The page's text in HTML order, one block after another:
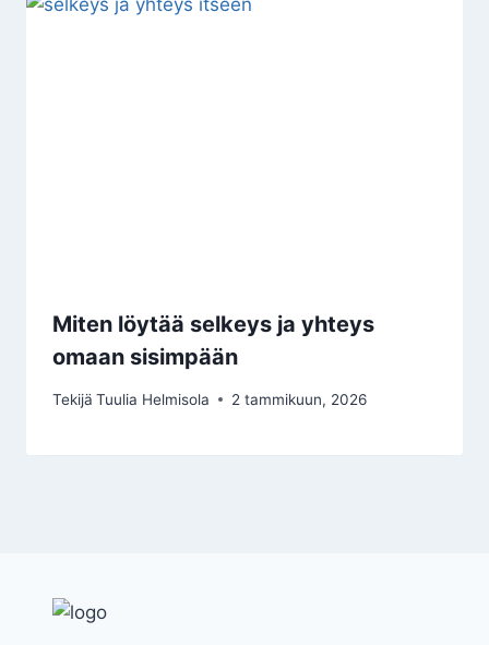
Miten löytää selkeys ja yhteys
omaan sisimpään
Tekijä Tuulia Helmisola 2 tammikuun, 2026